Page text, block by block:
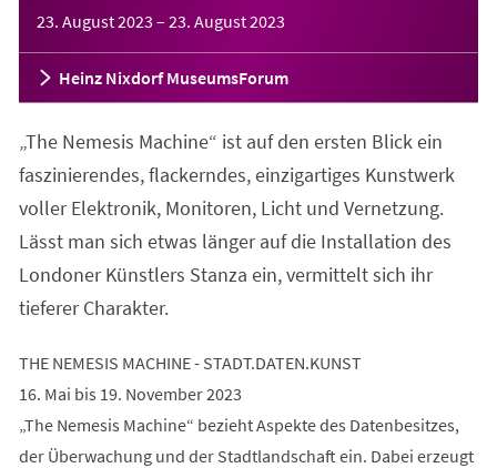
23. August 2023 – 23. August 2023
Heinz Nixdorf MuseumsForum
„The Nemesis Machine“ ist auf den ersten Blick ein
faszinierendes, flackerndes, einzigartiges Kunstwerk
voller Elektronik, Monitoren, Licht und Vernetzung.
Lässt man sich etwas länger auf die Installation des
Londoner Künstlers Stanza ein, vermittelt sich ihr
tieferer Charakter.
THE NEMESIS MACHINE - STADT.DATEN.KUNST
16. Mai bis 19. November 2023
„The Nemesis Machine“ bezieht Aspekte des Datenbesitzes,
der Überwachung und der Stadtlandschaft ein. Dabei erzeugt